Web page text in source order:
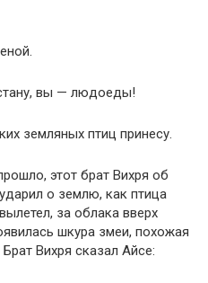
вы — людоеды!
земляных птиц принесу.
этот брат Вихря об
о землю, как птица
за облака вверх
шкура змеи, похожая
Вихря сказал Айсе: